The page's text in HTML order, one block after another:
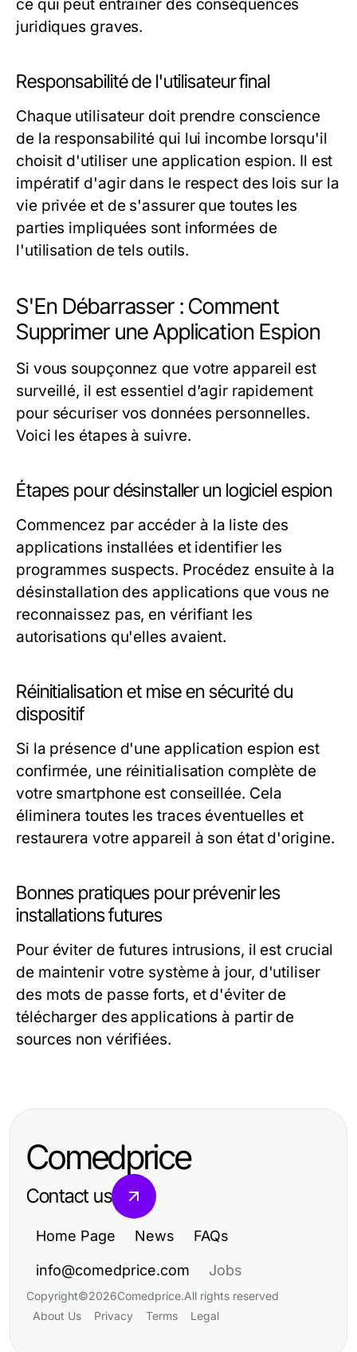
ce qui peut entraîner des conséquences
juridiques graves.
Responsabilité de l'utilisateur final
Chaque utilisateur doit prendre conscience
de la responsabilité qui lui incombe lorsqu'il
choisit d'utiliser une application espion. Il est
impératif d'agir dans le respect des lois sur la
vie privée et de s'assurer que toutes les
parties impliquées sont informées de
l'utilisation de tels outils.
S'En Débarrasser : Comment
Supprimer une Application Espion
Si vous soupçonnez que votre appareil est
surveillé, il est essentiel d’agir rapidement
pour sécuriser vos données personnelles.
Voici les étapes à suivre.
Étapes pour désinstaller un logiciel espion
Commencez par accéder à la liste des
applications installées et identifier les
programmes suspects. Procédez ensuite à la
désinstallation des applications que vous ne
reconnaissez pas, en vérifiant les
autorisations qu'elles avaient.
Réinitialisation et mise en sécurité du
dispositif
Si la présence d'une application espion est
confirmée, une réinitialisation complète de
votre smartphone est conseillée. Cela
éliminera toutes les traces éventuelles et
restaurera votre appareil à son état d'origine.
Bonnes pratiques pour prévenir les
installations futures
Pour éviter de futures intrusions, il est crucial
de maintenir votre système à jour, d'utiliser
des mots de passe forts, et d'éviter de
télécharger des applications à partir de
sources non vérifiées.
Comedprice
Contact us
Home Page News FAQs
info@comedprice.com Jobs
Copyright©2026Comedprice.All rights reserved
About Us
Privacy Terms Legal